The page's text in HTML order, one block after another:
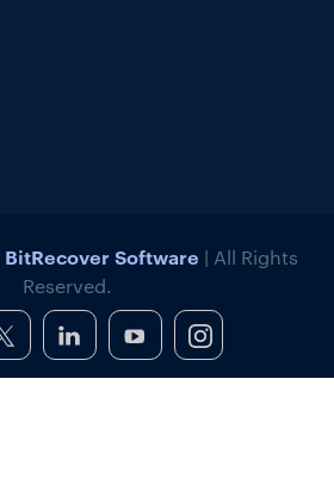
BitRecover Software | All Rights
Reserved.